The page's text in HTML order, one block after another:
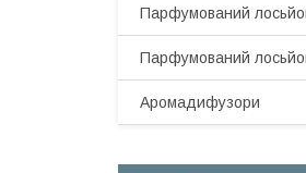
Парфумований
Парфумований
Аромадифузори